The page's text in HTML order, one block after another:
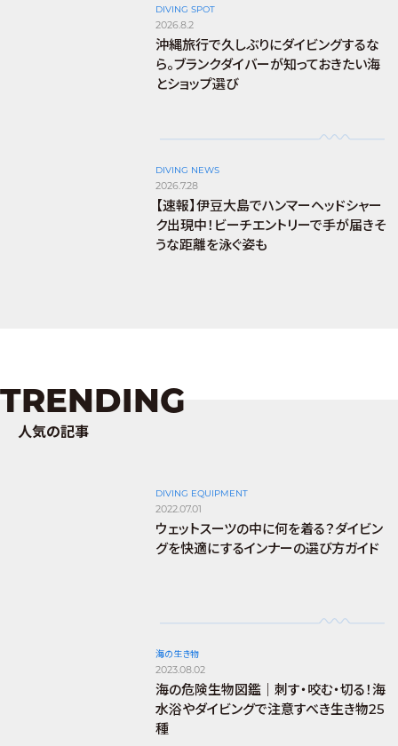
DIVING SPOT
2026.8.2
沖縄旅行で久しぶりにダイビングするな
ら。ブランクダイバーが知っておきたい海
とショップ選び
DIVING NEWS
2026.7.28
【速報】伊豆大島でハンマーヘッドシャー
ク出現中！ビーチエントリーで手が届きそ
うな距離を泳ぐ姿も
TRENDING
人気の記事
DIVING EQUIPMENT
2022.07.01
ウェットスーツの中に何を着る？ダイビン
グを快適にするインナーの選び方ガイド
海の生き物
2023.08.02
海の危険生物図鑑｜刺す・咬む・切る！海
水浴やダイビングで注意すべき生き物25
種